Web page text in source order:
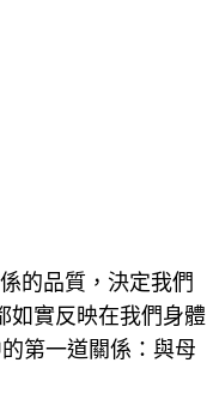
的品質，決定我們
如實反映在我們身體
第一道關係：與母